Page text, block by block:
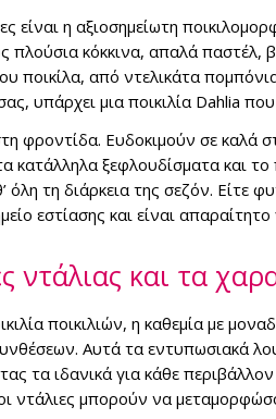
είναι η αξιοσημείωτη
κόκκινα, απαλά παστέλ,
ποικίλα, από ντελικάτα
υπάρχει μια ποικιλία Dahlia που
φροντίδα. Ευδοκιμούν σε
ξεφλουδίσματα και το
τη διάρκεια της σεζόν. Είτε
εστίασης και είναι
ντάλιας και τα
ποικιλιών, η καθεμία με
Αυτά τα εντυπωσιακά
τα ιδανικά για κάθε
ντάλιες μπορούν να